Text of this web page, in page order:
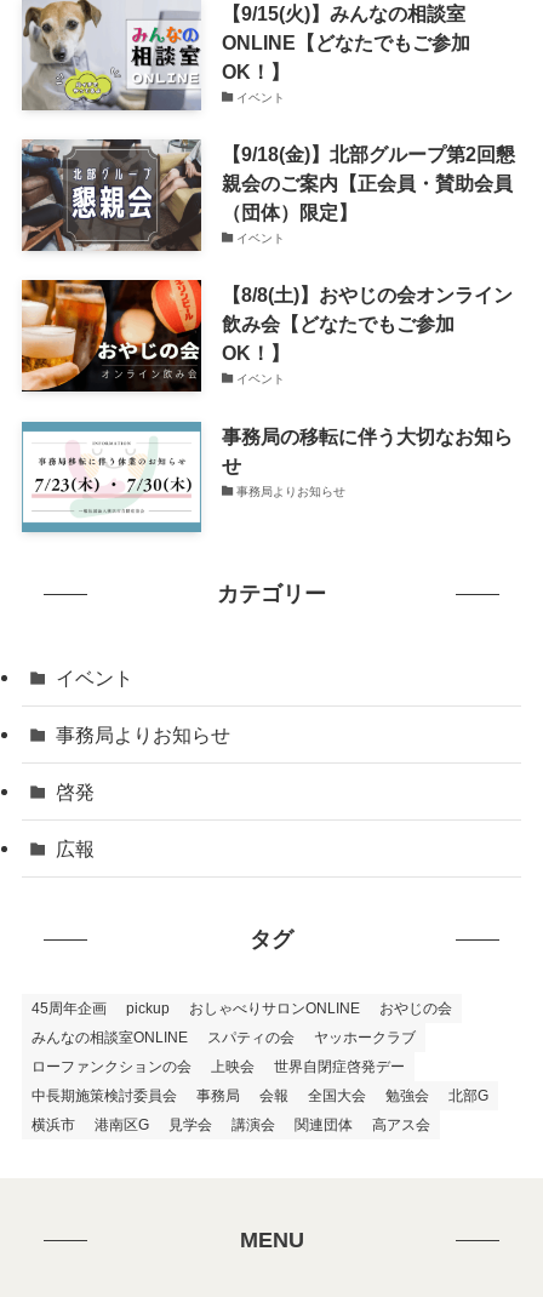
【9/15(火)】みんなの相談室
ONLINE【どなたでもご参加
OK！】
イベント
【9/18(金)】北部グループ第2回懇
親会のご案内【正会員・賛助会員
（団体）限定】
イベント
【8/8(土)】おやじの会オンライン
飲み会【どなたでもご参加
OK！】
イベント
事務局の移転に伴う大切なお知ら
せ
事務局よりお知らせ
カテゴリー
イベント
事務局よりお知らせ
啓発
広報
タグ
45周年企画 pickup おしゃべりサロンONLINE
おやじの会
みんなの相談室ONLINE
スパティの会
ヤッホークラブ
ローファンクションの会
上映会
世界自閉症啓発デー
中長期施策検討委員会
事務局 会報 全国大会 勉強会
北部G
横浜市
港南区G 見学会 講演会 関連団体 高アス会
MENU